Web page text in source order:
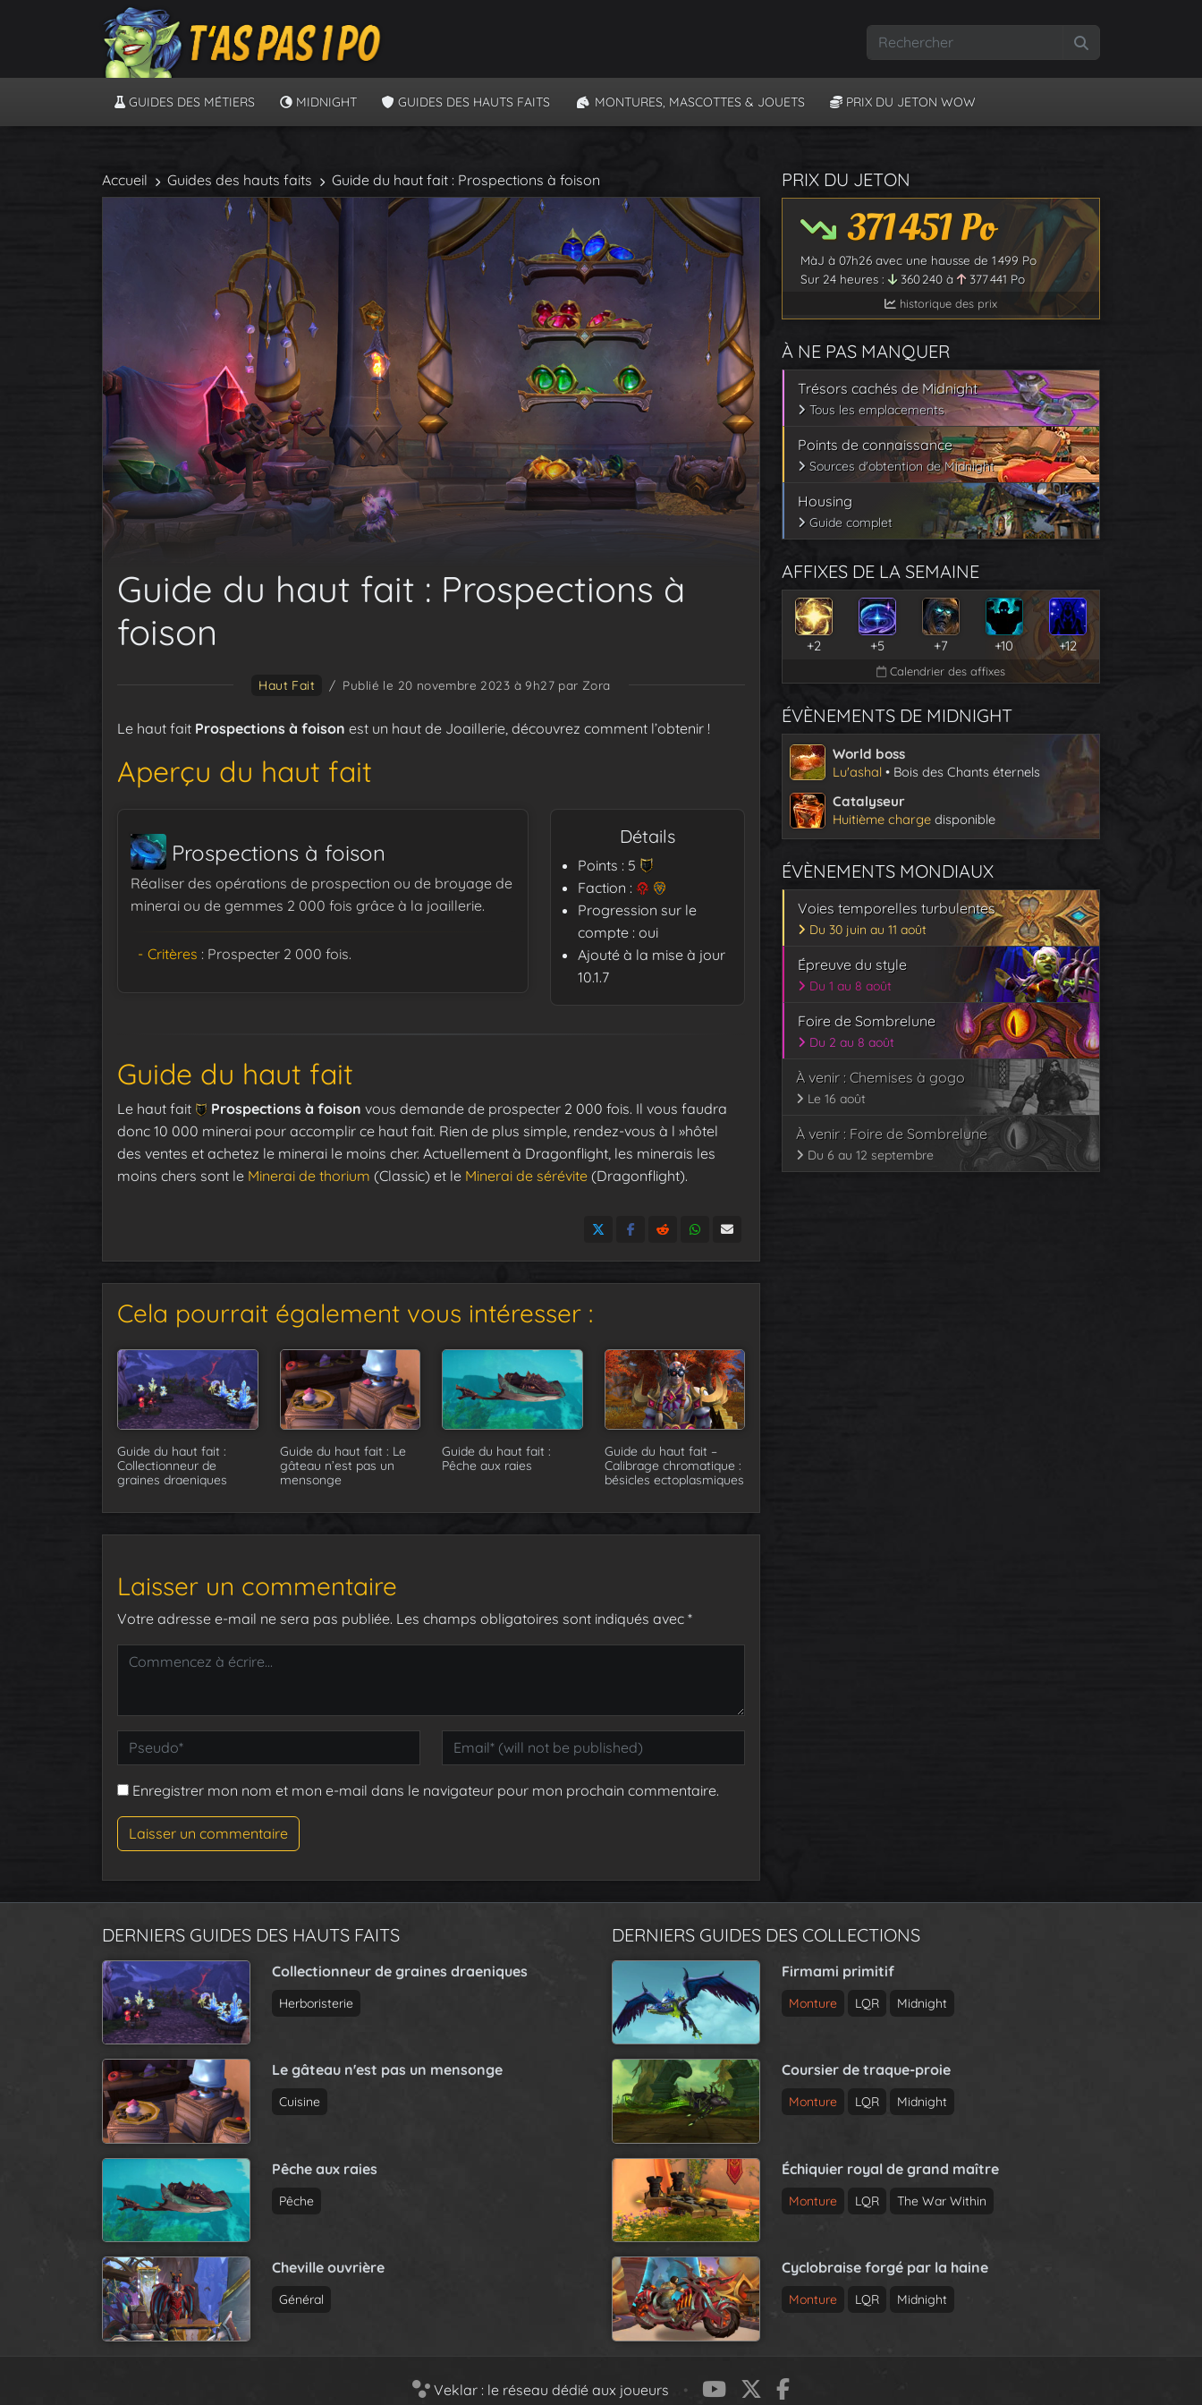
GUIDES DES MÉTIERS MIDNIGHT GUIDES DES HAUTS FAITS MONTURES, MASCOTTES & JOUETS PRIX DU JETON WOW
Accueil Guides des hauts faits Guide du haut fait : Prospections à foison
Guide du haut fait : Prospections à
foison
Haut Fait / Publié le 20 novembre 2023 à 9h27par Zora
Le haut fait Prospections à foison est un haut de Joaillerie, découvrez comment l’obtenir !
Aperçu du haut fait
Prospections à foison
Réaliser des opérations de prospection ou de broyage de
minerai ou de gemmes 2 000 fois grâce à la joaillerie.
Critères : Prospecter 2 000 fois.
Détails
Points : 5
Faction :
Progression sur le
compte : oui
Ajouté à la mise à jour
10.1.7
Guide du haut fait
Le haut fait Prospections à foison vous demande de prospecter 2 000 fois. Il vous faudra
donc 10 000 minerai pour accomplir ce haut fait. Rien de plus simple, rendez-vous à l »hôtel
des ventes et achetez le minerai le moins cher. Actuellement à Dragonflight, les minerais les
moins chers sont le Minerai de thorium (Classic) et le Minerai de sérévite (Dragonflight).
Cela pourrait également vous intéresser :
Guide du haut fait :
Collectionneur de
graines draeniques
Guide du haut fait : Le
gâteau n’est pas un
mensonge
Guide du haut fait :
Pêche aux raies
Guide du haut fait –
Calibrage chromatique :
bésicles ectoplasmiques
Laisser un commentaire
Votre adresse e-mail ne sera pas publiée. Les champs obligatoires sont indiqués avec *
Enregistrer mon nom et mon e-mail dans le navigateur pour mon prochain commentaire.
PRIX DU JETON
371 451Po
MàJ à 07h26 avec une hausse de 1 499 Po
Sur 24 heures :
360 240 à 377 441 Po
historique des prix
À NE PAS MANQUER
Trésors cachés de Midnight
Tous les emplacements
Points de connaissance
Sources d'obtention de Midnight
Housing
Guide complet
AFFIXES DE LA SEMAINE
+2 +5 +7 +10 +12
Calendrier des affixes
ÉVÈNEMENTS DE MIDNIGHT
World boss
Lu'ashal • Bois des Chants éternels
Catalyseur
Huitième charge disponible
ÉVÈNEMENTS MONDIAUX
Voies temporelles turbulentes
Du 30 juin au 11 août
Épreuve du style
Du 1 au 8 août
Foire de Sombrelune
Du 2 au 8 août
À venir : Chemises à gogo
Le 16 août
À venir : Foire de Sombrelune
Du 6 au 12 septembre
DERNIERS GUIDES DES HAUTS FAITS
Collectionneur de graines draeniques
Herboristerie
Le gâteau n'est pas un mensonge
Cuisine
Pêche aux raies
Pêche
Cheville ouvrière
Général
DERNIERS GUIDES DES COLLECTIONS
Firmami primitif
Monture LQR Midnight
Coursier de traque-proie
Monture LQR Midnight
Échiquier royal de grand maître
Monture LQR The War Within
Cyclobraise forgé par la haine
Monture LQR Midnight
Veklar : le réseau dédié aux joueurs •